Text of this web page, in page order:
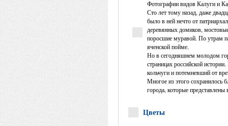
Фотографии видов Калуги и
Сто лет тому назад, даже
было в ней нечто от
деревянных домиков,
поросшие муравой. По утрам
яченской пойме.
Но в сегодняшнем молодом
страницах российской
кольчуги и потемневший от
Многое из этого сохранилось
города, которые представлены
Цветы